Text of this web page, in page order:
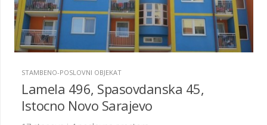
STAMBENO-POSLOVNI OBJEKAT
Lamela 496, Spasovdanska 45,
Istocno Novo Sarajevo